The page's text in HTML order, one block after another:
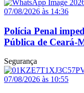
07/08/2026 às 14:36
Polícia Penal
Pública de Ceará-
Segurança
07/08/2026 às 10:55